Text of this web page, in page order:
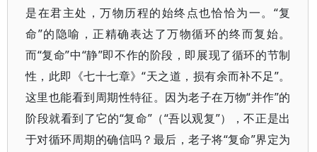
是在君主处，万物历程的始终点也恰恰为一。“复
命”的隐喻，正精确表达了万物循环的终而复始。
而“复命”中“静”即不作的阶段，即展现了循环的节制
性，此即《七十七章》“天之道，损有余而补不足”。
这里也能看到周期性特征。因为老子在万物“并作”的
阶段就看到了它的“复命”（“吾以观复”），不正是出
于对循环周期的确信吗？最后，老子将“复命”界定为